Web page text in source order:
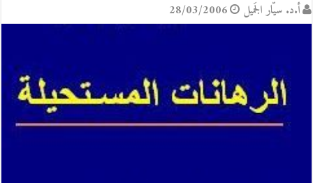
أ.د. سيّار الجَميل 28/03/2006